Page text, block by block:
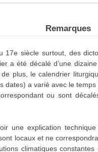
Remarques
17e siècle surtout, des
a été décalé d’une
plus, le calendrier
dates) a varié avec le temps
ou sont
une explication
locaux et ne
climatiques